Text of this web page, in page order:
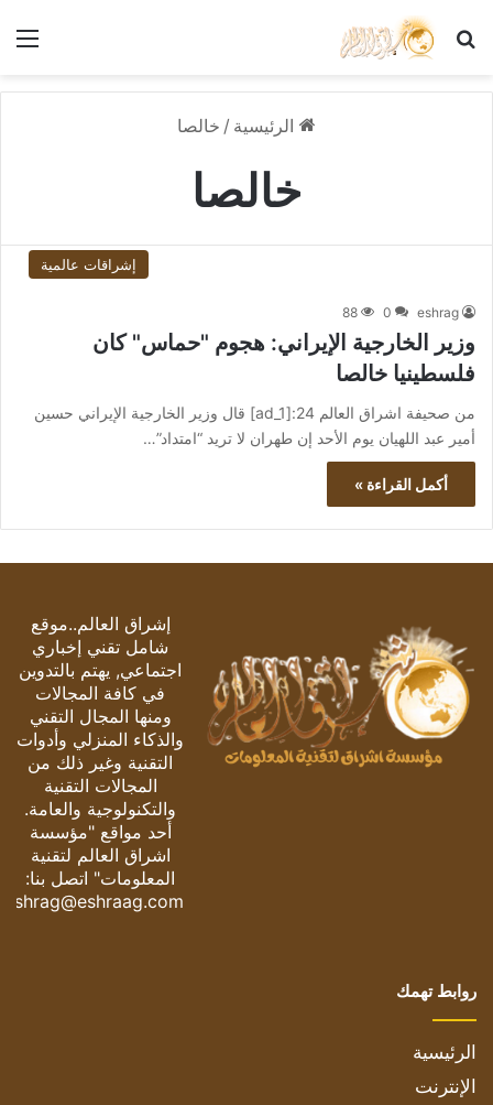
بحث عن
الرئيسية / خالصا
خالصا
إشراقات عالمية
eshrag
0
88
وزير الخارجية الإيراني: هجوم "حماس" كان
فلسطينيا خالصا
من صحيفة اشراق العالم 24:[ad_1] قال وزير الخارجية الإيراني حسين
أمير عبد اللهيان يوم الأحد إن طهران لا تريد “امتداد”…
أكمل القراءة »
إشراق العالم..موقع
شامل تقني إخباري
اجتماعي, يهتم بالتدوين
في كافة المجالات
ومنها المجال التقني
والذكاء المنزلي وأدوات
التقنية وغير ذلك من
المجالات التقنية
والتكنولوجية والعامة.
أحد مواقع "مؤسسة
اشراق العالم لتقنية
المعلومات" اتصل بنا:
eshrag@eshraag.com
روابط تهمك
الرئيسية
الإنترنت